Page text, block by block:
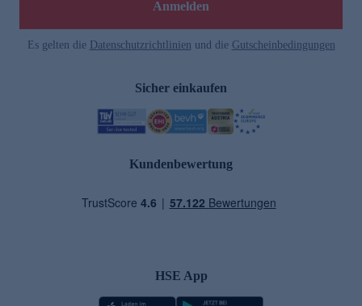
Anmelden
Es gelten die Datenschutzrichtlinien und die Gutscheinbedingungen
Sicher einkaufen
Kundenbewertung
HSE App